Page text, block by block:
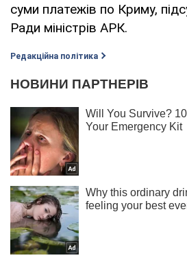
суми платежів по Криму,
Ради міністрів АРК.
Редакційна політика